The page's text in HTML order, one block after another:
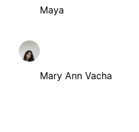
Maya
Mary Ann Vacha